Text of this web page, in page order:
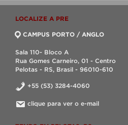
LOCALIZE A PRE
CAMPUS PORTO / ANGLO
Sala 110- Bloco A
Rua Gomes Carneiro, 01 - Centro
Pelotas - RS, Brasil - 96010-610
+55 (53) 3284-4060
clique para ver o e-mail